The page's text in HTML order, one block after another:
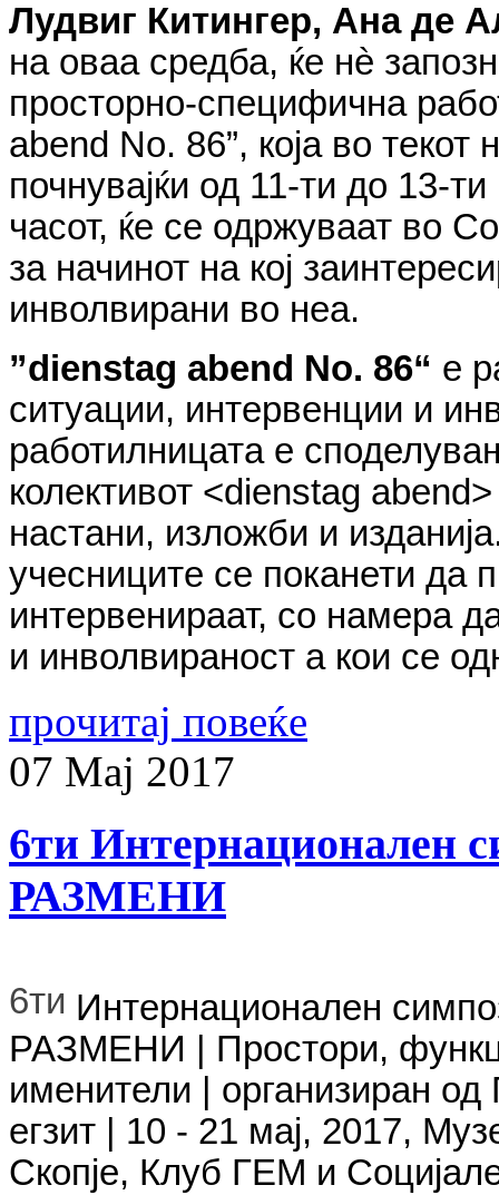
Лудвиг Китингер, Ана де
на оваа средба, ќе нè
просторно-специфична
abend No. 86”, која во
почнувајќи од 11-ти до 13-
часот, ќе се одржуваат во
за начинот на кој
инволвирани во нea.
”dienstag abend No. 86“ е
ситуации, интервенции и
работилницата е
колективот <dienstag
настани, изложби и
учесниците се поканети да
интервенираат, со намера
и инволвираност а кои се
прочитај повеќе
07 Мај 2017
6ти
РАЗМЕНИ
6ти Интернационален
РАЗМЕНИ
Простори,
именители
организиран
егзит | 10 - 21 мај, 2017,
Скопје, Клуб ГЕМ и